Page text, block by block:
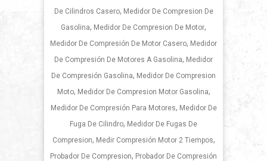
De Cilindros Casero, Medidor De Compresion De
Gasolina, Medidor De Compresion De Motor,
Medidor De Compresión De Motor Casero, Medidor
De Compresión De Motores A Gasolina, Medidor
De Compresión Gasolina, Medidor De Compresion
Moto, Medidor De Compresion Motor Gasolina,
Medidor De Compresión Para Motores, Medidor De
Fuga De Cilindro, Medidor De Fugas De
Compresion, Medir Compresión Motor 2 Tiempos,
Probador De Compresion, Probador De Compresión